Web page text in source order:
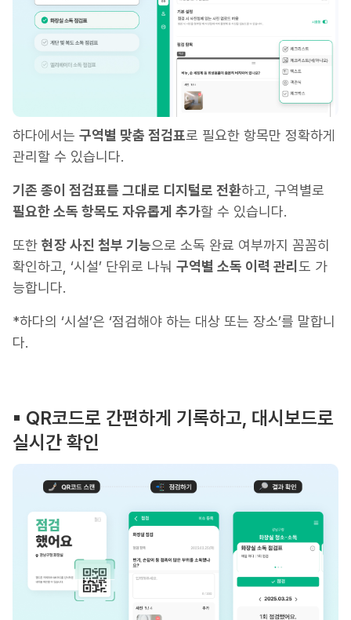
하다에서는 구역별 맞춤 점검표로 필요한 항목만 정확하게
관리할 수 있습니다.
기존 종이 점검표를 그대로 디지털로 전환하고, 구역별로
필요한 소독 항목도 자유롭게 추가할 수 있습니다.
또한 현장 사진 첨부 기능으로 소독 완료 여부까지 꼼꼼히
확인하고, ‘시설’ 단위로 나눠 구역별 소독 이력 관리 도 가
능합니다.
*하다의 ‘시설’은 ‘점검해야 하는 대상 또는 장소’를 말합니
다.
▪︎ QR코드로 간편하게 기록하고, 대시보드로
실시간 확인